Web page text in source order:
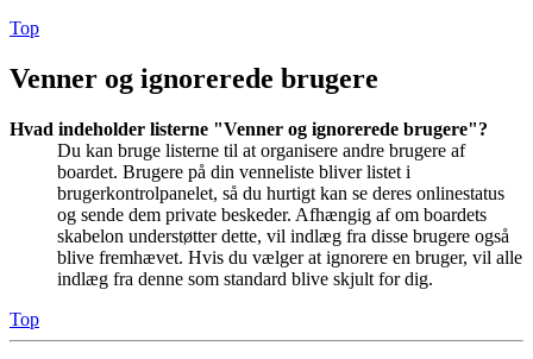
Top
Venner og ignorerede brugere
Hvad indeholder listerne "Venner og ignorerede brugere"?
Du kan bruge listerne til at organisere andre brugere af
boardet. Brugere på din venneliste bliver listet i
brugerkontrolpanelet, så du hurtigt kan se deres onlinestatus
og sende dem private beskeder. Afhængig af om boardets
skabelon understøtter dette, vil indlæg fra disse brugere også
blive fremhævet. Hvis du vælger at ignorere en bruger, vil alle
indlæg fra denne som standard blive skjult for dig.
Top